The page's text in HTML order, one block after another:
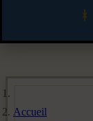
Accueil